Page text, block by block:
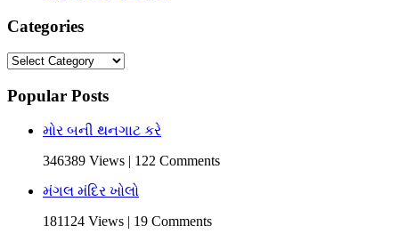
Categories
Categories
Popular Posts
મોર બની થનગાટ કરે
346389 Views | 122 Comments
મંગલ મંદિર ખોલો
181124 Views | 19 Comments